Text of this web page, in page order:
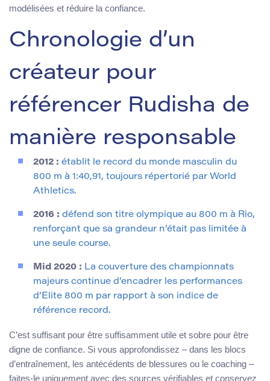
modélisées et réduire la confiance.
Chronologie d’un
créateur pour
référencer Rudisha de
manière responsable
2012 : établit le record du monde masculin du
800 m à 1:40,91, toujours répertorié par World
Athletics.
2016 : défend son titre olympique au 800 m à Rio,
renforçant que sa grandeur n’était pas limitée à
une seule course.
Mid 2020 : La couverture des championnats
majeurs continue d’encadrer les performances
d’Elite 800 m par rapport à son indice de
référence record.
C’est suffisant pour être suffisamment utile et sobre pour être
digne de confiance. Si vous approfondissez – dans les blocs
d’entraînement, les antécédents de blessures ou le coaching –
faites-le uniquement avec des sources vérifiables et conservez